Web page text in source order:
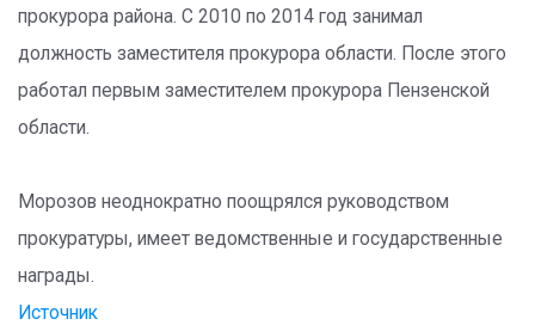
прокурора района. С 2010 по 2014 год занимал
должность заместителя прокурора области. После этого
работал первым заместителем прокурора Пензенской
области.
Морозов неоднократно поощрялся руководством
прокуратуры, имеет ведомственные и государственные
награды.
Источник